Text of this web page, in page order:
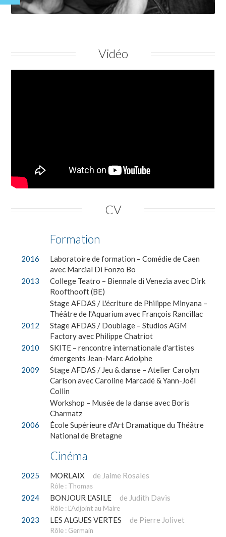
Vidéo
CV
Formation
2016
Laboratoire de formation – Comédie de Caen
avec Marcial Di Fonzo Bo
2013
College Teatro – Biennale di Venezia avec Dirk
Roofthooft (BE)
Stage AFDAS / L'écriture de Philippe Minyana –
Théâtre de l'Aquarium avec François Rancillac
2012
Stage AFDAS / Doublage – Studios AGM
Factory avec Philippe Chatriot
2010
SKITE – rencontre internationale d'artistes
émergents Jean-Marc Adolphe
2009
Stage AFDAS / Jeu & danse – Atelier Carolyn
Carlson avec Caroline Marcadé & Yann-Joël
Collin
Workshop – Musée de la danse avec Boris
Charmatz
2006
École Supérieure d'Art Dramatique du Théâtre
National de Bretagne
Cinéma
2025 MORLAIX de Jaime Rosales
Rôle : Thomas
2024 BONJOUR L'ASILE de Judith Davis
Rôle : L'Adjoint au Maire
2023 LES ALGUES VERTES de Pierre Jolivet
Rôle : Germain